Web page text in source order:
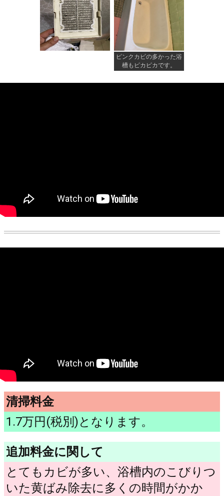
ピンクカビの多かった浴
槽もピカピカです。
清掃料金
1.7万円(税別)となります。
追加料金に関して
とてもカビが多い、浴槽内のこびりつ
いた黄ばみ除去に多くの時間がかか